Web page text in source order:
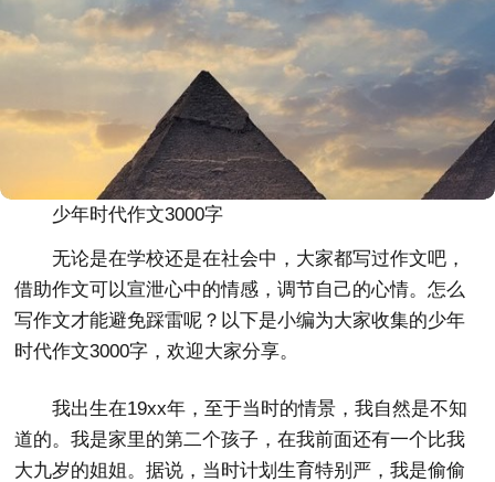
少年时代作文3000字
无论是在学校还是在社会中，大家都写过作文吧，
借助作文可以宣泄心中的情感，调节自己的心情。怎么
写作文才能避免踩雷呢？以下是小编为大家收集的少年
时代作文3000字，欢迎大家分享。
我出生在19xx年，至于当时的情景，我自然是不知
道的。我是家里的第二个孩子，在我前面还有一个比我
大九岁的姐姐。据说，当时计划生育特别严，我是偷偷